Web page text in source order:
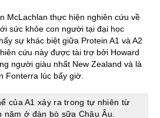
McLachlan thực hiện nghiên cứu về
sức khỏe con người tại đại học
sự khác biệt giữa Protein A1 và A2
cứu này được tài trợ bởi Howard
người giàu nhất New Zealand và là
Fonterra lúc bấy giờ.
của A1 xảy ra trong tự nhiên từ
năm ở đàn bò sữa Châu Âu.